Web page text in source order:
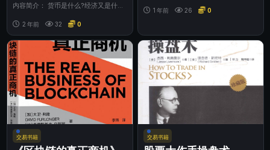
内容简介： 货币是什么?经济又是什
不是钱? ...
2 年前 32 0
获取收益是需...
1 年前 26 0
交易书籍 交易书籍